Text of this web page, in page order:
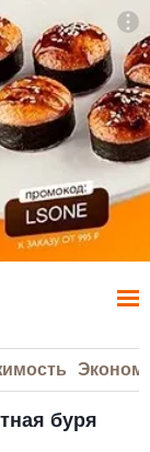
буря